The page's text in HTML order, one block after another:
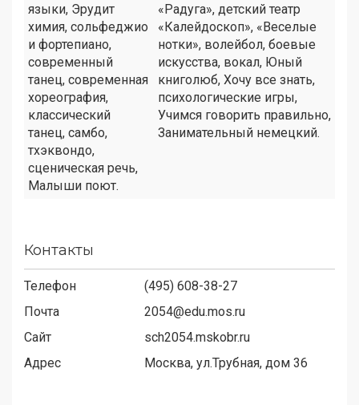
языки, Эрудит
химия, сольфеджио
и фортепиано,
современный
танец, современная
хореография,
классический
танец, самбо,
тхэквондо,
сценическая речь,
Малыши поют.
«Радуга», детский театр
«Калейдоскоп», «Веселые
нотки», волейбол, боевые
искусства, вокал, Юный
книголюб, Хочу все знать,
психологические игры,
Учимся говорить правильно,
Занимательный немецкий.
Контакты
Телефон
(495) 608-38-27
Почта
2054@edu.mos.ru
Сайт
sch2054.mskobr.ru
Адрес
Москва, ул.Трубная, дом 36